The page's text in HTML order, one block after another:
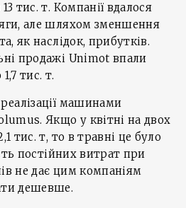
тис. т. Компанії вдалося
але шляхом зменшення
як наслідок, прибутків.
продажі Unimot впали
тис. т.
машинами
Якщо у квітні на двох
тис. т, то в травні це було
постійних витрат при
не дає цим компаніям
дешевше.